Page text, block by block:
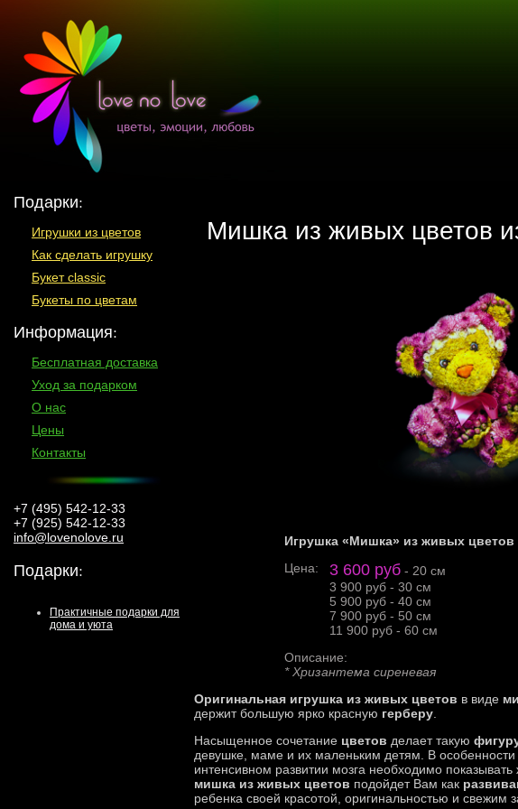
Подарки:
Игрушки из цветов
Как сделать игрушку
Букет classic
Букеты по цветам
Информация:
Бесплатная доставка
Уход за подарком
О нас
Цены
Контакты
+7 (495) 542-12-33
+7 (925) 542-12-33
info@lovenolove.ru
Подарки:
Практичные подарки для
дома и уюта
Мишка из живых цветов
Игрушка «Мишка» из живых цветов
Цена:
3 600 руб - 20 см
3 900 руб - 30 см
5 900 руб - 40 см
7 900 руб - 50 см
11 900 руб - 60 см
Описание:
* Хризантема сиреневая
Оригинальная игрушка из живых цветов в виде
держит большую ярко красную герберу
Насыщенное сочетание цветов делает такую
девушке, маме и их маленьким детям. В особенности
интенсивном развитии мозга необходимо
мишка из живых цветов подойдет Вам как
ребенка своей красотой, оригинальностью и свежим